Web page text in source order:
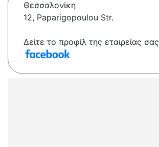
Θεσσαλονίκη
12, Paparigopoulou Str.
Δείτε το προφίλ της εταιρείας σας